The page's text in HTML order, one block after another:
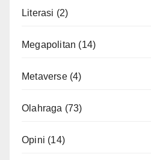
Literasi (2)
Megapolitan (14)
Metaverse(4)
Olahraga (73)
Opini (14)